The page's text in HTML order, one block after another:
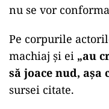
nu se vor
Pe corpurile
machiaj şi ei „au
să joace nud, aşa
sursei citate.